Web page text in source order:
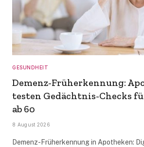
GESUNDHEIT
Demenz-Früherkennung:
testen Gedächtnis-Checks
ab 60
8 August 2026
Demenz-Früherkennung in Apotheken: